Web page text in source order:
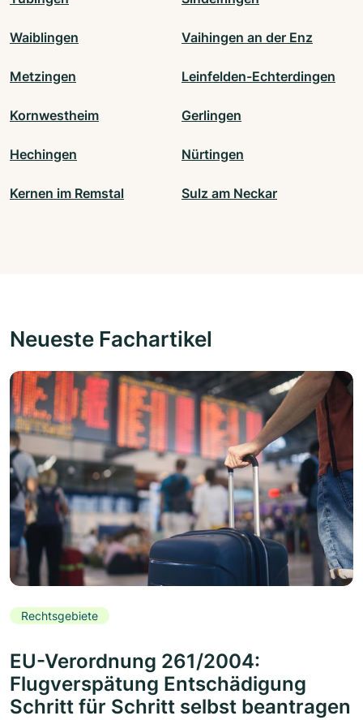
Waiblingen Vaihingen an der Enz
Metzingen Leinfelden-Echterdingen
Kornwestheim Gerlingen
Hechingen Nürtingen
Kernen im Remstal Sulz am Neckar
Neueste Fachartikel
Rechtsgebiete
EU-Verordnung 261/2004:
Flugverspätung Entschädigung
Schritt für Schritt selbst beantragen